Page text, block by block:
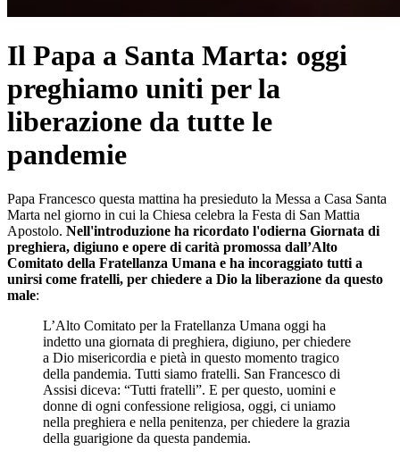
Il Papa a Santa Marta: oggi
preghiamo uniti per la
liberazione da tutte le
pandemie
Papa Francesco questa mattina ha presieduto la Messa a Casa Santa
Marta nel giorno in cui la Chiesa celebra la Festa di San Mattia
Apostolo. Nell'introduzione ha ricordato l'odierna Giornata di
preghiera, digiuno e opere di carità promossa dall’Alto
Comitato della Fratellanza Umana e ha incoraggiato tutti a
unirsi come fratelli, per chiedere a Dio la liberazione da questo
male:
L’Alto Comitato per la Fratellanza Umana oggi ha
indetto una giornata di preghiera, digiuno, per chiedere
a Dio misericordia e pietà in questo momento tragico
della pandemia. Tutti siamo fratelli. San Francesco di
Assisi diceva: “Tutti fratelli”. E per questo, uomini e
donne di ogni confessione religiosa, oggi, ci uniamo
nella preghiera e nella penitenza, per chiedere la grazia
della guarigione da questa pandemia.